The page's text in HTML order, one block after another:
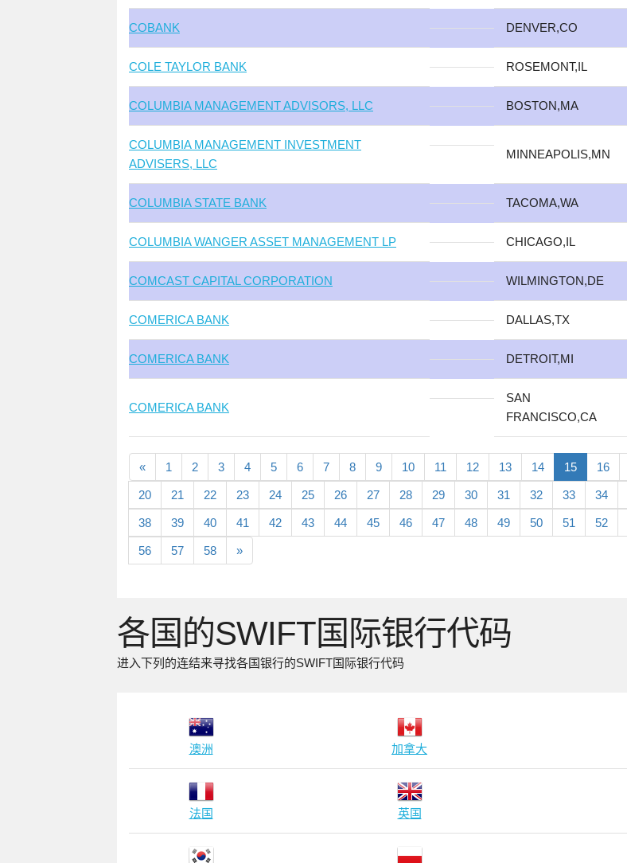
COBANK DENVER,CO
COLE TAYLOR BANK ROSEMONT,IL
COLUMBIA MANAGEMENT ADVISORS, LLC BOSTON,MA
COLUMBIA MANAGEMENT INVESTMENT
ADVISERS, LLC
MINNEAPOLIS,MN
COLUMBIA STATE BANK TACOMA,WA
COLUMBIA WANGER ASSET MANAGEMENT LP CHICAGO,IL
COMCAST CAPITAL CORPORATION WILMINGTON,DE
COMERICA BANK DALLAS,TX
COMERICA BANK DETROIT,MI
COMERICA BANK
SAN
FRANCISCO,CA
« 1 2 3 4 5 6 7 8 9 10 11 12 13 14 15 16
20 21 22 23 24 25 26 27 28 29 30 31 32 33 34
38 39 40 41 42 43 44 45 46 47 48 49 50 51 52
56 57 58 »
各国的SWIFT国际银行代码
进入下列的连结来寻找各国银行的SWIFT国际银行代码
澳洲 加拿大
法国 英国